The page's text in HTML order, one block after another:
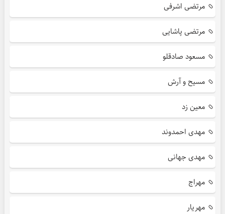
مرتضی اشرفی
مرتضی پاشایی
مسعود صادقلو
مسیح و آرش
معین زد
مهدی احمدوند
مهدی جهانی
مهراج
مهریار